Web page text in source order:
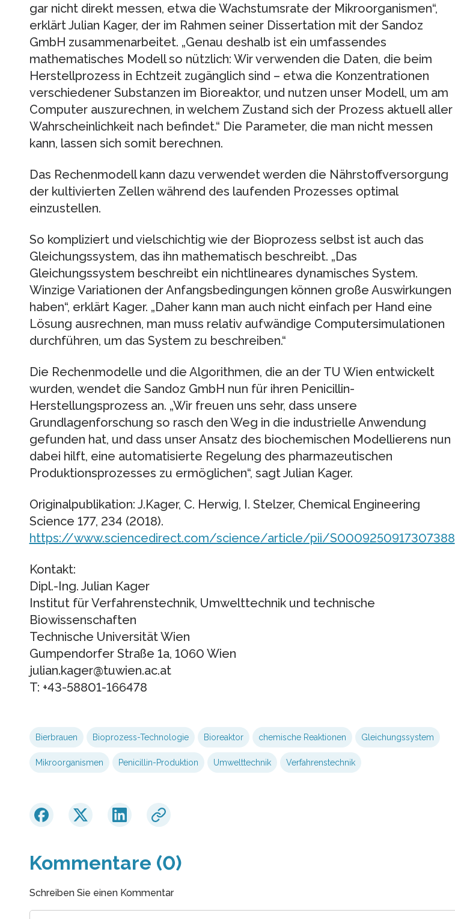
gar nicht direkt messen, etwa die Wachstumsrate der Mikroorganismen“,
erklärt Julian Kager, der im Rahmen seiner Dissertation mit der Sandoz
GmbH zusammenarbeitet. „Genau deshalb ist ein umfassendes
mathematisches Modell so nützlich: Wir verwenden die Daten, die beim
Herstellprozess in Echtzeit zugänglich sind – etwa die Konzentrationen
verschiedener Substanzen im Bioreaktor, und nutzen unser Modell, um am
Computer auszurechnen, in welchem Zustand sich der Prozess aktuell aller
Wahrscheinlichkeit nach befindet.“ Die Parameter, die man nicht messen
kann, lassen sich somit berechnen.
Das Rechenmodell kann dazu verwendet werden die Nährstoffversorgung
der kultivierten Zellen während des laufenden Prozesses optimal
einzustellen.
So kompliziert und vielschichtig wie der Bioprozess selbst ist auch das
Gleichungssystem, das ihn mathematisch beschreibt. „Das
Gleichungssystem beschreibt ein nichtlineares dynamisches System.
Winzige Variationen der Anfangsbedingungen können große Auswirkungen
haben“, erklärt Kager. „Daher kann man auch nicht einfach per Hand eine
Lösung ausrechnen, man muss relativ aufwändige Computersimulationen
durchführen, um das System zu beschreiben.“
Die Rechenmodelle und die Algorithmen, die an der TU Wien entwickelt
wurden, wendet die Sandoz GmbH nun für ihren Penicillin-
Herstellungsprozess an. „Wir freuen uns sehr, dass unsere
Grundlagenforschung so rasch den Weg in die industrielle Anwendung
gefunden hat, und dass unser Ansatz des biochemischen Modellierens nun
dabei hilft, eine automatisierte Regelung des pharmazeutischen
Produktionsprozesses zu ermöglichen“, sagt Julian Kager.
Originalpublikation: J.Kager, C. Herwig, I. Stelzer, Chemical Engineering
Science 177, 234 (2018).
https://www.sciencedirect.com/science/article/pii/S0009250917307388
Kontakt:
Dipl.-Ing. Julian Kager
Institut für Verfahrenstechnik, Umwelttechnik und technische
Biowissenschaften
Technische Universität Wien
Gumpendorfer Straße 1a, 1060 Wien
julian.kager@tuwien.ac.at
T: +43-58801-166478
Bierbrauen Bioprozess-Technologie Bioreaktor chemische Reaktionen Gleichungssystem
Mikroorganismen Penicillin-Produktion Umwelttechnik Verfahrenstechnik
Kommentare (0)
Schreiben Sie einen Kommentar